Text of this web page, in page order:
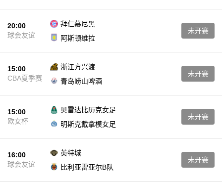
20:00
球会友谊
拜仁慕尼黑
阿斯顿维拉
未开赛
15:00
CBA夏季赛
浙江方兴渡
青岛崂山啤酒
未开赛
15:00
欧女杯
贝雷达比历克女足
明斯克戴拿模女足
未开赛
16:00
球会友谊
英特城
比利亚雷亚尔B队
未开赛